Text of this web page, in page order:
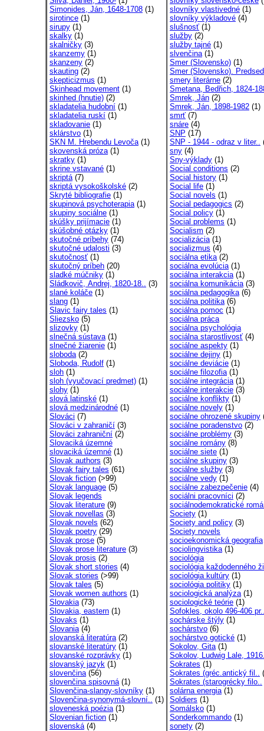
Simonides, Ján, 1648-1708 (1)
sirotince (1)
sirupy (1)
skalky (1)
skalničky (3)
skanzemy (1)
skanzeny (2)
skauting (2)
skepticizmus (1)
Skinhead movement (1)
skinhed (hnutie) (2)
skladatelia hudobní (1)
skladatelia ruskí (1)
skladovanie (1)
sklárstvo (1)
SKN M. Hrebendu Levoča(1)
skovenská próza(1)
skratky (1)
skrine vstavané (1)
skriptá(7)
skriptá vysokoškolské (2)
Skryté bibliografie (1)
skupinová psychoterapia(1)
skupiny sociálne (1)
skúšky prijímacie (1)
skúšobné otázky (1)
skutočné príbehy (74)
skutočné udalosti (3)
skutočnosť (1)
skutočný príbeh (20)
sladké múčniky (1)
Sládkovič, Andrej, 1820-18.. (3)
slané koláče (1)
slang (1)
Slavic fairy tales (1)
Sliezsko (5)
slizovky (1)
slnečná sústava(1)
slnečné žiarenie (1)
sloboda(2)
Sloboda, Rudolf (1)
sloh (1)
sloh (vyučovací predmet) (1)
slohy (1)
slová latinské (1)
slová medzinárodné (1)
Slováci (7)
Slováci v zahraničí (3)
Slováci zahraniční (2)
Slovaciká územné
slovaciká územné (1)
Slovak authors (3)
Slovak fairy tales (61)
Slovak fiction (>99)
Slovak language (5)
Slovak legends
Slovak literature (9)
Slovak novellas (3)
Slovak novels (62)
Slovak poetry (29)
Slovak prose (5)
Slovak prose literature (3)
Slovak prosis (2)
Slovak short stories (4)
Slovak stories (>99)
Slovak tales (5)
Slovak women authors (1)
Slovakia(73)
Slovakia, eastern (1)
Slovaks (1)
Slovania(4)
slovanská literatúra(2)
slovanské literatúry (1)
slovanské rozprávky (1)
slovanský jazyk (1)
slovenčina(56)
slovenčina spisovná(1)
Slovenčina-slangy-slovníky (1)
Slovenčina-synonymá-slovní.. (1)
sloveneská poézia(1)
Slovenian fiction (1)
slovenská(4)
slovníky vlastivedné (1)
slovníky výkladové (4)
slušnosť (1)
služby (2)
služby tajné (1)
slvenčina(1)
Smer (Slovensko) (1)
Smer (Slovensko).
smery literárne (2)
Smetana, Bedřich, 1824-
Smrek, Ján (2)
Smrek, Ján, 1898-1982 (1)
smrť (7)
snáre (4)
SNP (17)
SNP - 1944 - odraz v liter..
sny (4)
Sny-výklady (1)
Social conditions (2)
Social history (1)
Social life (1)
Social novels (1)
Social pedagogics (2)
Social policy (1)
Social problems (1)
Socialism (2)
socializácia(1)
socializmus (4)
sociálna etika(2)
sociálna evolúcia(1)
sociálna interakcia(1)
sociálna komunikácia(3)
sociálna pedagogika(6)
sociálna politika(6)
sociálna pomoc (1)
sociálna práca
sociálna psychológia
sociálna starostlivosť (4)
sociálne aspekty (1)
sociálne dejiny (1)
sociálne deviácie (1)
sociálne filozofia(1)
sociálne integrácia(1)
sociálne interakcie (3)
sociálne konflikty (1)
sociálne novely (1)
sociálne ohrozené skupiny
sociálne poradenstvo (2)
sociálne problémy (3)
sociálne romány (8)
sociálne siete (1)
sociálne skupiny (3)
sociálne služby (3)
sociálne vedy (1)
sociálne zabezpečenie (4)
sociálni pracovníci (2)
sociálnodemokratické
Society (1)
Society and policy (3)
Society novels
socioekonomická geografia
sociolingvistika(1)
sociológia
sociológia každodenného
sociológia kultúry (1)
sociológia politiky (1)
sociologická analýza(1)
sociologické teórie (1)
Sofokles, okolo 496-406
sochárske štýly (1)
sochárstvo (6)
sochárstvo gotické (1)
Sokolov, Gita(1)
Sokolov, Ludwig Lale,
Sokrates (1)
Sokrates (gréc.antický fil..
Sokrates (starogrécky filo..
solárna energia(1)
Soldiers (1)
Somálsko (1)
Sonderkommando (1)
sonety (2)